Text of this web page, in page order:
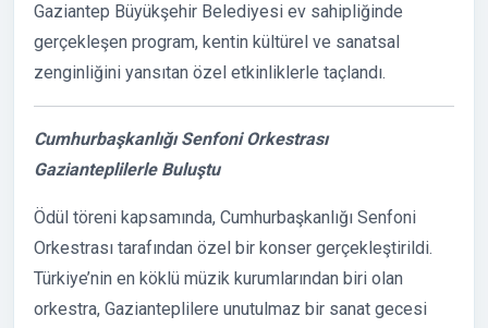
Gaziantep Büyükşehir Belediyesi ev sahipliğinde
gerçekleşen program, kentin kültürel ve sanatsal
zenginliğini yansıtan özel etkinliklerle taçlandı.
Cumhurbaşkanlığı Senfoni Orkestrası
Gazianteplilerle Buluştu
Ödül töreni kapsamında, Cumhurbaşkanlığı Senfoni
Orkestrası tarafından özel bir konser gerçekleştirildi.
Türkiye’nin en köklü müzik kurumlarından biri olan
orkestra, Gazianteplilere unutulmaz bir sanat gecesi